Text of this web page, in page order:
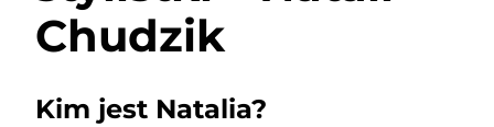
Chudzik
Kim jest Natalia?